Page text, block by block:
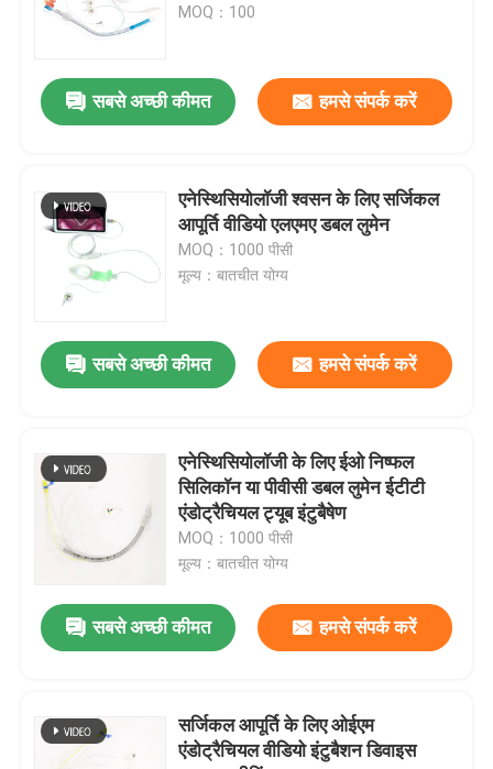
समाचार
सभी मामलों
एक बोली का अनुरोध
नासॉफिरिन्जियल एयरवे ट्यूब
डिस्पोजेबल एंडोट्रैचियल ट्यूब
डबल लुमेन ब्रोन्कियल ट्यूब
कफ प्रेशर मैनोमीटर
MOQ：100
सबसे अच्छी कीमत हमसे संपर्क करें
एनेस्थिसियोलॉजी श्वसन के लिए सर्जिकल
आपूर्ति वीडियो एलएमए डबल लुमेन
MOQ：1000 पीसी
मूल्य：बातचीत योग्य
सबसे अच्छी कीमत हमसे संपर्क करें
एनेस्थिसियोलॉजी के लिए ईओ निष्फल
सिलिकॉन या पीवीसी डबल लुमेन ईटीटी
एंडोट्रैचियल ट्यूब इंटुबैषेण
MOQ：1000 पीसी
मूल्य：बातचीत योग्य
सबसे अच्छी कीमत हमसे संपर्क करें
सर्जिकल आपूर्ति के लिए ओईएम
एंडोट्रैचियल वीडियो इंटुबैशन डिवाइस